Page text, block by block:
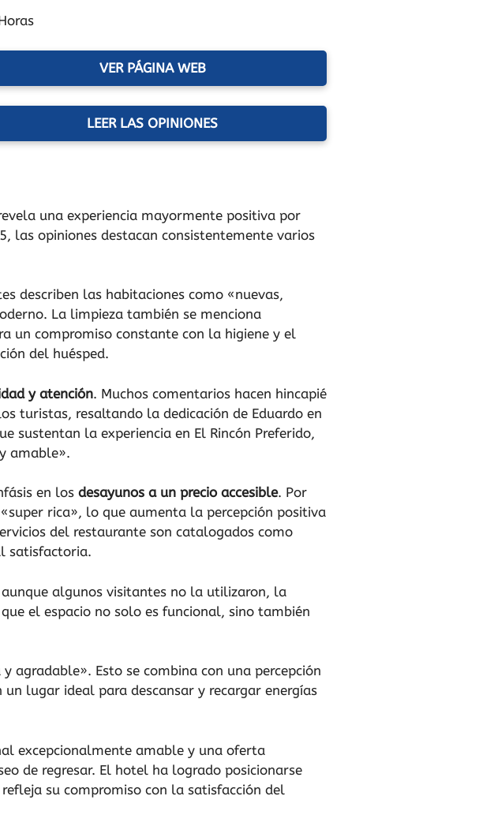
VER PÁGINA WEB
LEER LAS OPINIONES
una experiencia mayormente positiva por
las opiniones destacan consistentemente varios
describen las habitaciones como «nuevas,
La limpieza también se menciona
un compromiso constante con la higiene y el
del huésped.
y atención. Muchos comentarios hacen hincapié
turistas, resaltando la dedicación de Eduardo en
sustentan la experiencia en El Rincón Preferido,
amable».
en los desayunos a un precio accesible. Por
rica», lo que aumenta la percepción positiva
del restaurante son catalogados como
satisfactoria.
algunos visitantes no la utilizaron, la
el espacio no solo es funcional, sino también
Esto se combina con una percepción
lugar ideal para descansar y recargar energías
excepcionalmente amable y una oferta
de regresar. El hotel ha logrado posicionarse
su compromiso con la satisfacción del